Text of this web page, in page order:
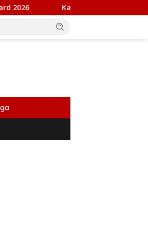
Kapolresta Banda Aceh dan Kasat